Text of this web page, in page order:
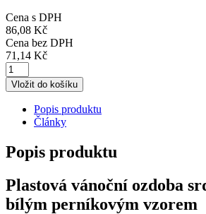
Cena s DPH
86,08 Kč
Cena bez DPH
71,14 Kč
Vložit do košíku
Popis produktu
Články
Popis produktu
Plastová vánoční ozdoba
bílým perníkovým vzorem